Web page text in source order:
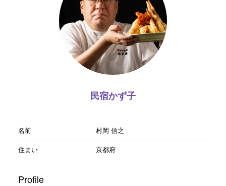
民宿かず子
名前
村岡 信之
住まい
京都府
Profile